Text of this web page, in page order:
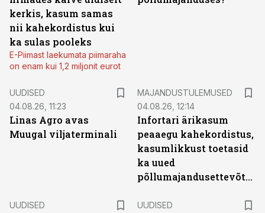
kerkis, kasum samas
nii kahekordistus kui
ka sulas pooleks
E-Piimast laekumata piimaraha
on enam kui 1,2 miljonit eurot
UUDISED
04.08.26, 11:23
Linas Agro avas
Muugal viljaterminali
MAJANDUSTULEMUSED
04.08.26, 12:14
Infortari ärikasum
peaaegu kahekordistus,
kasumlikkust toetasid
ka uued
põllumajandusettevõtted
UUDISED
UUDISED